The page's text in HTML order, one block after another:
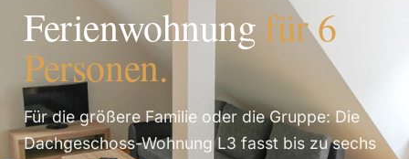
Ferienwohnungfür 6
Personen.
Für die größere Familie oder die Gruppe: Die
Dachgeschoss-Wohnung L3 fasst bis zu sechs